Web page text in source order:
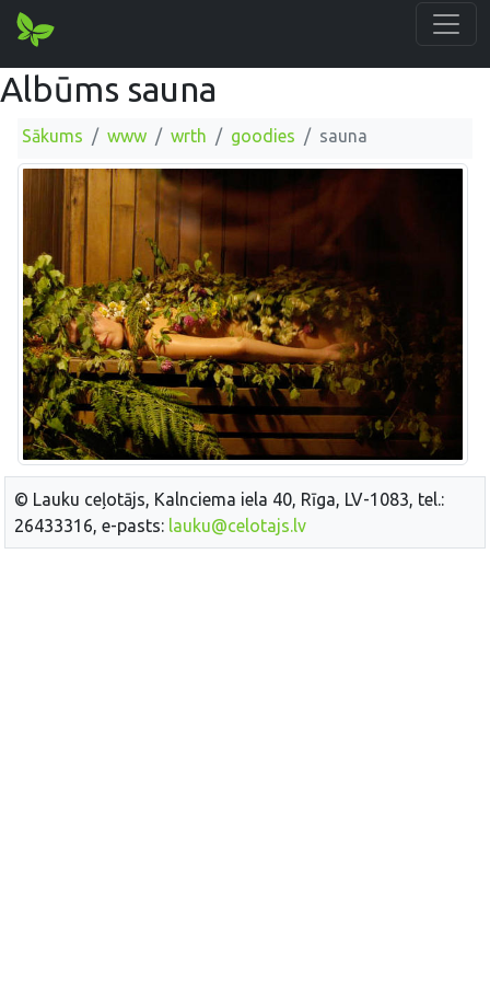
Albūms sauna
Sākums www wrth goodies sauna
© Lauku ceļotājs, Kalnciema iela 40, Rīga, LV-1083, tel.:
26433316, e-pasts: lauku@celotajs.lv